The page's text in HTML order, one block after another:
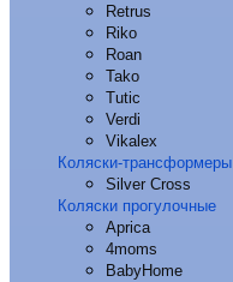
Retrus
Riko
Roan
Tako
Tutic
Verdi
Vikalex
Коляски-трансформеры
Silver Cross
Коляски прогулочные
Aprica
4moms
BabyHome